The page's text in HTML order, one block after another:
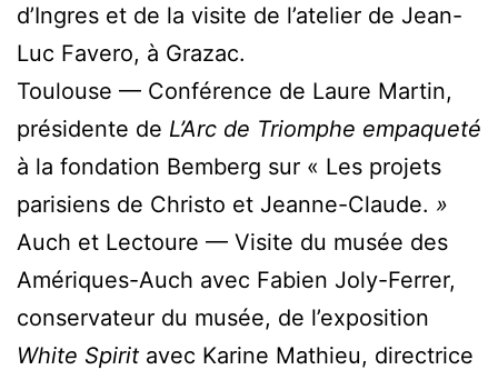
d’Ingres et de la visite de l’atelier de Jean-
Luc Favero, à Grazac.
Toulouse — Conférence de Laure Martin,
présidente de L’Arc de Triomphe empaqueté
à la fondation Bemberg sur « Les projets
parisiens de Christo et Jeanne-Claude. »
Auch et Lectoure — Visite du musée des
Amériques-Auch avec Fabien Joly-Ferrer,
conservateur du musée, de l’exposition
White Spirit avec Karine Mathieu, directrice